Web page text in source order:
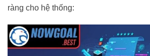
ràng cho hệ thống: